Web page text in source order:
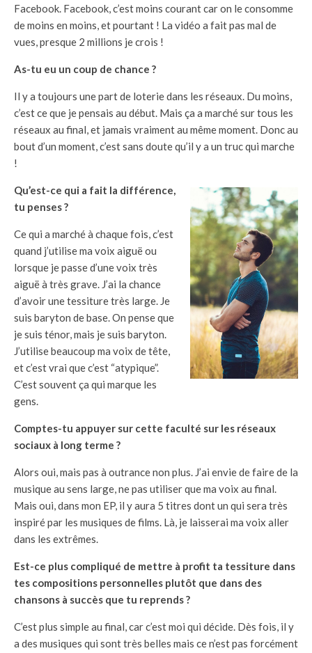
Facebook. Facebook, c’est moins courant car on le consomme
de moins en moins, et pourtant ! La vidéo a fait pas mal de
vues, presque 2 millions je crois !
As-tu eu un coup de chance ?
Il y a toujours une part de loterie dans les réseaux. Du moins,
c’est ce que je pensais au début. Mais ça a marché sur tous les
réseaux au final, et jamais vraiment au même moment. Donc au
bout d’un moment, c’est sans doute qu’il y a un truc qui marche
!
Qu’est-ce qui a fait la différence,
tu penses ?
Ce qui a marché à chaque fois, c’est
quand j’utilise ma voix aiguë ou
lorsque je passe d’une voix très
aiguë à très grave. J’ai la chance
d’avoir une tessiture très large. Je
suis baryton de base. On pense que
je suis ténor, mais je suis baryton.
J’utilise beaucoup ma voix de tête,
et c’est vrai que c’est “atypique”.
C’est souvent ça qui marque les
gens.
Comptes-tu appuyer sur cette faculté sur les réseaux
sociaux à long terme ?
Alors oui, mais pas à outrance non plus. J’ai envie de faire de la
musique au sens large, ne pas utiliser que ma voix au final.
Mais oui, dans mon EP, il y aura 5 titres dont un qui sera très
inspiré par les musiques de films. Là, je laisserai ma voix aller
dans les extrêmes.
Est-ce plus compliqué de mettre à profit ta tessiture dans
tes compositions personnelles plutôt que dans des
chansons à succès que tu reprends ?
C’est plus simple au final, car c’est moi qui décide. Dès fois, il y
a des musiques qui sont très belles mais ce n’est pas forcément